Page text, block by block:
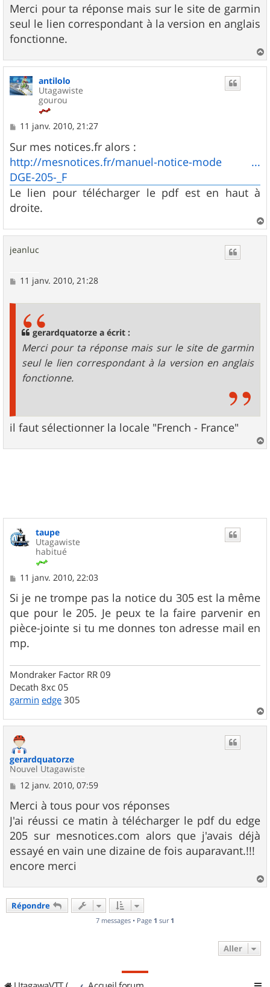
s
s
a
g
e
Merci pour ta réponse mais sur le site de garmin
seul le lien correspondant à la version en anglais
fonctionne.
a
antilolo
Utagawiste
gourou
M
s
s
a
g
e
11 janv. 2010, 21:27
Sur mes notices.fr alors :
http://mesnotices.fr/manuel-notice-mode ...
DGE-205-_F
Le lien pour télécharger le pdf est en haut à
droite.
a
jeanluc
M11 janv. 2010, 21:28
gerardquatorze a écrit :
Merci pour ta réponse mais sur le site de garmin
seul le lien correspondant à la version en anglais
fonctionne.
il faut sélectionner la locale "French - France"
a
taupe
Utagawiste
habitué
M
s
s
a
g
e
11 janv. 2010, 22:03
Si je ne trompe pas la notice du 305 est la même
que pour le 205. Je peux te la faire parvenir en
pièce-jointe si tu me donnes ton adresse mail en
mp.
Mondraker Factor RR 09
Decath 8xc 05
garmin edge 305
a
gerardquatorze
Nouvel Utagawiste
M
s
s
a
g
e
12 janv. 2010, 07:59
Merci à tous pour vos réponses
J'ai réussi ce matin à télécharger le pdf du edge
205 sur mesnotices.com alors que j'avais déjà
essayé en vain une dizaine de fois auparavant.!!!
encore merci
a
Répondre
7 messages • Page 1 sur 1
Aller